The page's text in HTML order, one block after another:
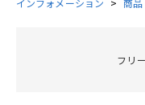
インフォメーション 商品
フリ